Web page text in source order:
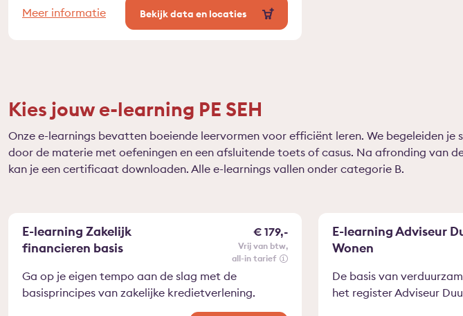
Meer informatie Bekijk data en locaties
Kies jouw e-learning PE SEH
Onze e-learnings bevatten boeiende leervormen voor efficiënt leren. We begeleiden je
door de materie met oefeningen en een afsluitende toets of casus. Na afronding van
kan je een certificaat downloaden. Alle e-learnings vallen onder categorie B.
E-learning Zakelijk
financieren basis
€ 179,-
vrij van btw
all-in tarief
Ga op je eigen tempo aan de slag met de
basisprincipes van zakelijke kredietverlening.
E-learning Adviseur
Wonen
De basis van
het register Adviseur